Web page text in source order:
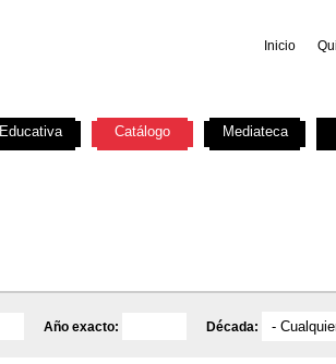
Inicio
Año exacto: Década:
Educativa Catálogo Mediateca